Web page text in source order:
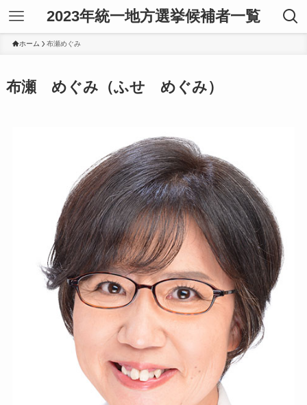
2023年統一地方選挙候補者一覧
ホーム 布瀬めぐみ
布瀬 めぐみ（ふせ めぐみ）